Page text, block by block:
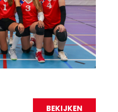
BEKIJKEN